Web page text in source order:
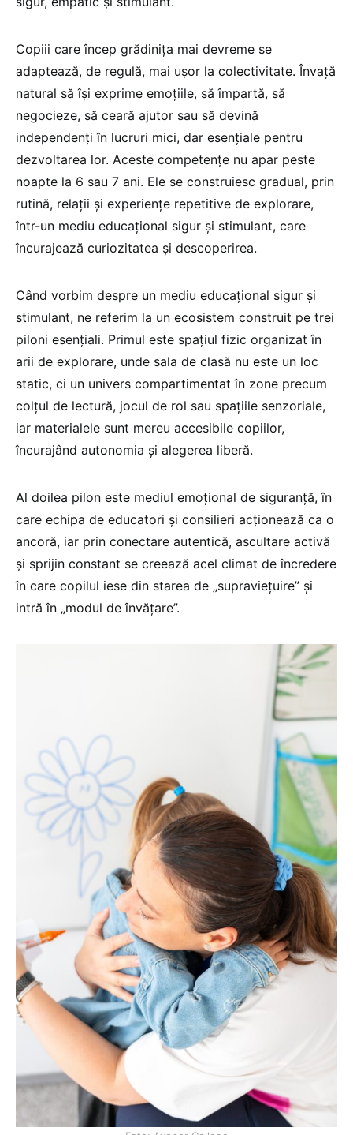
Copiii care încep grădinița mai devreme se
adaptează, de regulă, mai ușor la colectivitate. Învață
natural să își exprime emoțiile, să împartă, să
negocieze, să ceară ajutor sau să devină
independenți în lucruri mici, dar esențiale pentru
dezvoltarea lor. Aceste competențe nu apar peste
noapte la 6 sau 7 ani. Ele se construiesc gradual, prin
rutină, relații și experiențe repetitive de explorare,
într-un mediu educațional sigur și stimulant, care
încurajează curiozitatea și descoperirea.
Când vorbim despre un mediu educațional sigur și
stimulant, ne referim la un ecosistem construit pe trei
piloni esențiali. Primul este spațiul fizic organizat în
arii de explorare, unde sala de clasă nu este un loc
static, ci un univers compartimentat în zone precum
colțul de lectură, jocul de rol sau spațiile senzoriale,
iar materialele sunt mereu accesibile copiilor,
încurajând autonomia și alegerea liberă.
Al doilea pilon este mediul emoțional de siguranță, în
care echipa de educatori și consilieri acționează ca o
ancoră, iar prin conectare autentică, ascultare activă
și sprijin constant se creează acel climat de încredere
în care copilul iese din starea de „supraviețuire” și
intră în „modul de învățare”.